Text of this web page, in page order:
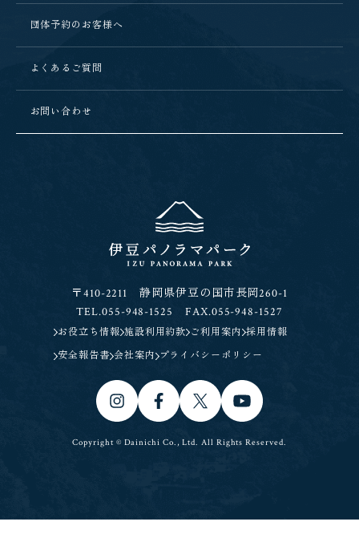
団体予約のお客様へ
よくあるご質問
お問い合わせ
〒410-2211 静岡県伊豆の国市長岡260-1
TEL.055-948-1525 FAX.055-948-1527
お役立ち情報 施設利用約款 ご利用案内 採用情報
安全報告書 会社案内 プライバシーポリシー
Copyright © Dainichi Co., Ltd. All Rights Reserved.